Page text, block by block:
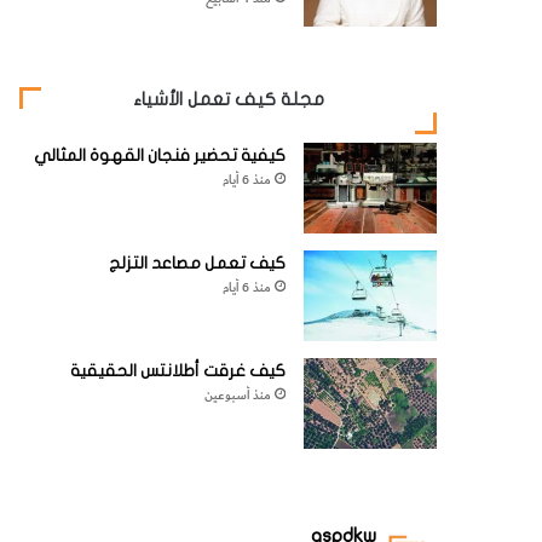
مجلة كيف تعمل الأشياء
كيفية تحضير فنجان القهوة المثالي
منذ 6 أيام
كيف تعمل مصاعد التزلج
منذ 6 أيام
كيف غرقت أطلانتس الحقيقية
منذ أسبوعين
aspdkw